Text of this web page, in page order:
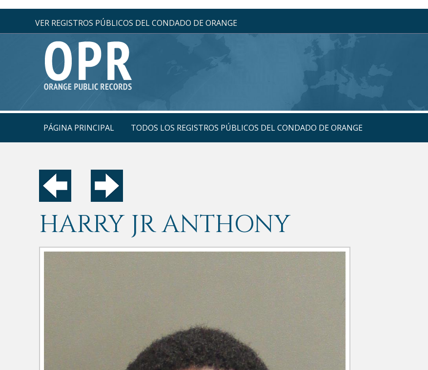
VER REGISTROS PÚBLICOS DEL CONDADO DE ORANGE
PÁGINA PRINCIPAL TODOS LOS REGISTROS PÚBLICOS DEL CONDADO DE ORANGE
HARRY JR ANTHONY